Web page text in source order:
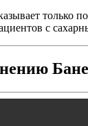
только
с